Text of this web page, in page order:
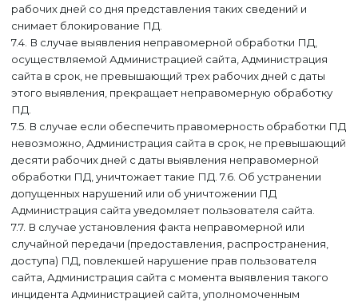
рабочих дней со дня представления таких сведений и
снимает блокирование ПД.
7.4. В случае выявления неправомерной обработки ПД,
осуществляемой Администрацией сайта, Администрация
сайта в срок, не превышающий трех рабочих дней с даты
этого выявления, прекращает неправомерную обработку
ПД.
7.5. В случае если обеспечить правомерность обработки ПД
невозможно, Администрация сайта в срок, не превышающий
десяти рабочих дней с даты выявления неправомерной
обработки ПД, уничтожает такие ПД. 7.6. Об устранении
допущенных нарушений или об уничтожении ПД
Администрация сайта уведомляет пользователя сайта.
7.7. В случае установления факта неправомерной или
случайной передачи (предоставления, распространения,
доступа) ПД, повлекшей нарушение прав пользователя
сайта, Администрация сайта с момента выявления такого
инцидента Администрацией сайта, уполномоченным